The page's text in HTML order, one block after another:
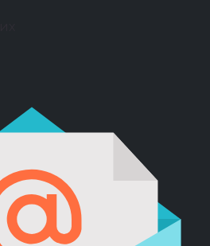
поставка